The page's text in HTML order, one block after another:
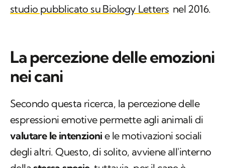
studio pubblicato su Biology Letters nel 2016.
La percezione delle emozioni
nei cani
Secondo questa ricerca, la percezione delle
espressioni emotive permette agli animali di
valutare le intenzioni e le motivazioni sociali
degli altri. Questo, di solito, avviene all'interno